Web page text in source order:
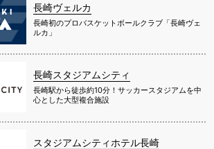
長崎ヴェルカ
長崎初のプロバスケットボールクラブ「長崎ヴェ
ルカ」
長崎スタジアムシティ
長崎駅から徒歩約10分！サッカースタジアムを中
心とした大型複合施設
スタジアムシティホテル長崎